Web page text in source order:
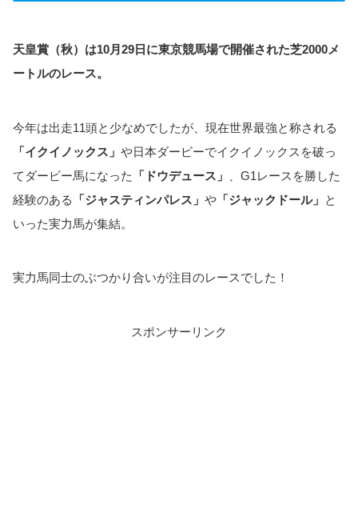
天皇賞（秋）は10月29日に東京競馬場で開催された芝2000メ
ートルのレース。
今年は出走11頭と少なめでしたが、現在世界最強と称される
「イクイノックス」 や日本ダービーでイクイノックスを破っ
てダービー馬になった
「ドウデュース」
、G1レースを勝した
経験のある
「ジャスティンパレス」 や 「ジャックドール」 と
いった実力馬が集結。
実力馬同士のぶつかり合いが注目のレースでした！
スポンサーリンク